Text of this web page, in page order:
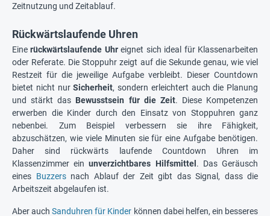
Zeitnutzung und Zeitablauf.
Rückwärtslaufende Uhren
Eine rückwärtslaufende Uhreignet sich ideal für Klassenarbeiten
oder Referate. Die Stoppuhr zeigt auf die Sekunde genau, wie viel
Restzeit für die jeweilige Aufgabe verbleibt. Dieser Countdown
bietet nicht nurSicherheit, sondern erleichtert auch die Planung
und stärkt das Bewusstsein für die Zeit. Diese Kompetenzen
erwerben die Kinder durch den Einsatz von Stoppuhren ganz
nebenbei. Zum Beispiel verbessern sie ihre Fähigkeit,
abzuschätzen, wie viele Minuten sie für eine Aufgabe benötigen.
Daher sind rückwärts laufende Countdown Uhren im
Klassenzimmer einunverzichtbares Hilfsmittel . Das Geräusch
eines Buzzersnach Ablauf der Zeit gibt das Signal, dass die
Arbeitszeit abgelaufen ist.
Aber auchSanduhren für Kinder können dabei helfen, ein besseres